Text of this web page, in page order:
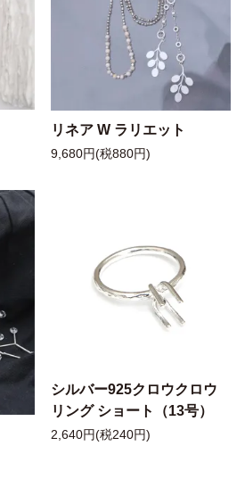
リネア W ラリエット
9,680円(税880円)
シルバー925クロウクロウ
リング ショート（13号）
2,640円(税240円)